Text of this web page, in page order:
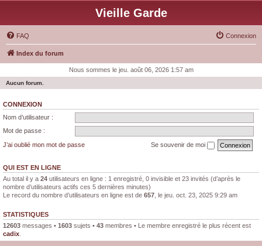
Vieille Garde
FAQ Connexion
Index du forum
Nous sommes le jeu. août 06, 2026 1:57 am
Aucun forum.
CONNEXION
Nom d’utilisateur :
Mot de passe :
J’ai oublié mon mot de passe
Se souvenir de moi
QUI EST EN LIGNE
Au total il y a 24 utilisateurs en ligne : 1 enregistré, 0 invisible et 23 invités (d’après le
nombre d’utilisateurs actifs ces 5 dernières minutes)
Le record du nombre d’utilisateurs en ligne est de 657 , le jeu. oct. 23, 2025 9:29 am
STATISTIQUES
12603 messages • 1603 sujets • 43 membres • Le membre enregistré le plus récent est
cadix